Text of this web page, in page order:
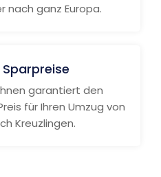
nach ganz Europa.
garantiert den
für Ihren Umzug von
Kreuzlingen.